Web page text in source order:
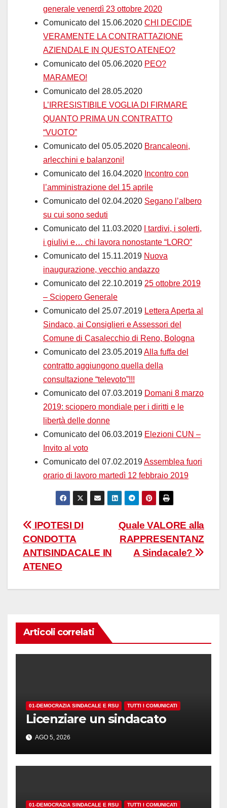
generale venerdì 23 ottobre 2020
Comunicato del 15.06.2020 CHI DECIDE
VERAMENTE LA CONTRATTAZIONE
AZIENDALE IN QUESTO ATENEO?
Comunicato del 05.06.2020 PEO?
MARAMEO!
Comunicato del 28.05.2020
L’IRRESISTIBILE VOGLIA DI FIRMARE
QUANTO PRIMA UN CONTRATTO
“VUOTO”
Comunicato del 05.05.2020 Brancaleoni,
arlecchini e balanzoni!
Comunicato del 16.04.2020 Incontro con
l’amministrazione del 15 aprile
Comunicato del 02.04.2020 Segano l’albero
su cui sono seduti
Comunicato del 11.03.2020
I tardivi, i solerti,
i giulivi e… chi lavora nonostante “LORO”
Comunicato del 15.11.2019 Nuova
inaugurazione, vecchio andazzo
Comunicato del 22.10.2019 25 ottobre 2019
– Sciopero Generale
Comunicato del 25.07.2019 Lettera Aperta al
Sindaco, ai Consiglieri e Assessori del
Comune di Casalecchio di Reno, Bologna
Comunicato del 23.05.2019Alla fuffa del
contratto aggiungono quella della
consultazione “televoto”!!!
Comunicato del 07.03.2019 Domani 8 marzo
2019: sciopero mondiale per i diritti e le
libertà delle donne
Comunicato del 06.03.2019 Elezioni CUN –
Invito al voto
Comunicato del 07.02.2019Assemblea fuori
orario di lavoro martedì 12 febbraio 2019
Navigazione
articoli
Quale VALORE alla
RAPPRESENTANZ
A Sindacale?
IPOTESI DI
CONDOTTA
ANTISINDACALE IN
ATENEO
Articoli correlati
01-DEMOCRAZIA SINDACALE E RSU TUTTI I COMUNICATI
Licenziare un sindacato
AGO 5, 2026
01-DEMOCRAZIA SINDACALE E RSU TUTTI I COMUNICATI